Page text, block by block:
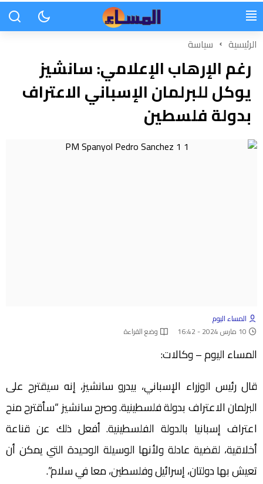
الرئيسية سياسة
رغم الإرهاب الإعلامي: سانشيز
يوكل للبرلمان الإسباني الاعتراف
بدولة فلسطين
المساء اليوم
10 مارس 2024 - 16:42
وضع القراءة
المساء اليوم – وكالات:
قال رئيس الوزراء الإسباني، بيدرو سانشيز، إنه سيقترح على
البرلمان الاعتراف بدولة فلسطينية. وصرح سانشيز “سأقترح منح
اعتراف إسبانيا بالدولة الفلسطينية. أفعل ذلك عن قناعة
أخلاقية، لقضية عادلة ولأنها الوسيلة الوحيدة التي يمكن أن
تعيش بها دولتان، إسرائيل وفلسطين، معا في سلام”.